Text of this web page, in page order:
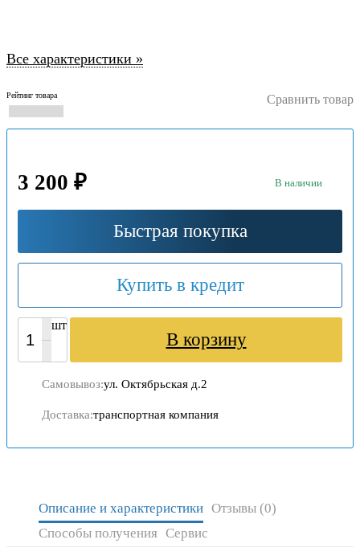
Все характеристики »
Рейтинг товара Сравнить товар
3 200 ₽ В наличии
Быстрая покупка
Купить в кредит
шт
В корзину
Самовывоз:ул. Октябрьская д.2
Доставка:транспортная компания
Описание и характеристики Отзывы (0)
Способы получения Сервис